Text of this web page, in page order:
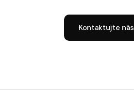
Kontaktujte nás